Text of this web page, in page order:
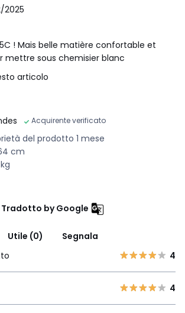
2025
! Mais belle matière confortable et
mettre sous chemisier blanc
articolo
Acquirente verificato
del prodotto 1 mese
cm
Tradotto by Google
Utile (0)
Segnala
4
4